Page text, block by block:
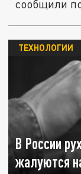
В России
жалуются
ТЕХНОЛОГИИ